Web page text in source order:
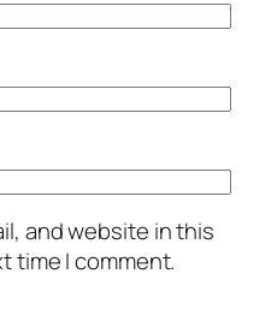
and website in this
time I comment.